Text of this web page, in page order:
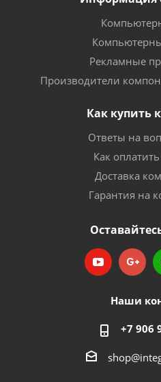
Рекламные
Производители
Как купить
Ответы на
Как
Доставка
Гарантия на
Наши
+7 906